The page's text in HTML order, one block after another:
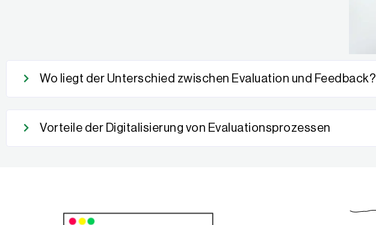
Wo liegt der Unterschied zwischen Evaluation und Feedback?
Vorteile der Digitalisierung von Evaluationsprozessen